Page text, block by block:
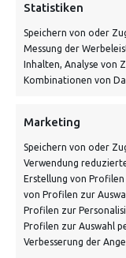
Statistiken
Speichern von oder
Messung der
Inhalten, Analyse von
Kombinationen von
Marketing
Speichern von oder
Verwendung
Erstellung von
von Profilen zur
Profilen zur
Profilen zur Auswahl
Verbesserung der
Kontakt: Mo -